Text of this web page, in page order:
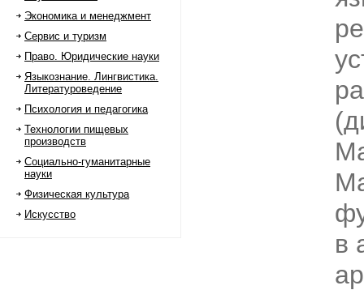
Экономика и менеджмент
Сервис и туризм
Право. Юридические науки
Языкознание. Лингвистика.
Литературоведение
Психология и педагогика
Технологии пищевых
производств
Социально-гуманитарные
науки
Физическая культура
Искусство
в